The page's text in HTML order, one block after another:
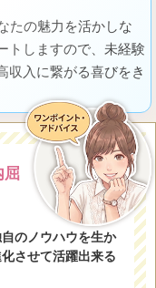
たの魅力を活かしな
トしますので、未経験
収入に繋がる喜びをき
屈
のノウハウを生か
させて活躍出来る